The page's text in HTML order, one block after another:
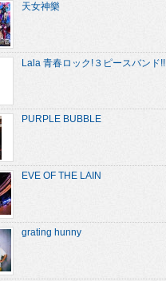
天女神樂
Lala 青春ロック!３ピースバンド!!
PURPLE BUBBLE
EVE OF THE LAIN
grating hunny